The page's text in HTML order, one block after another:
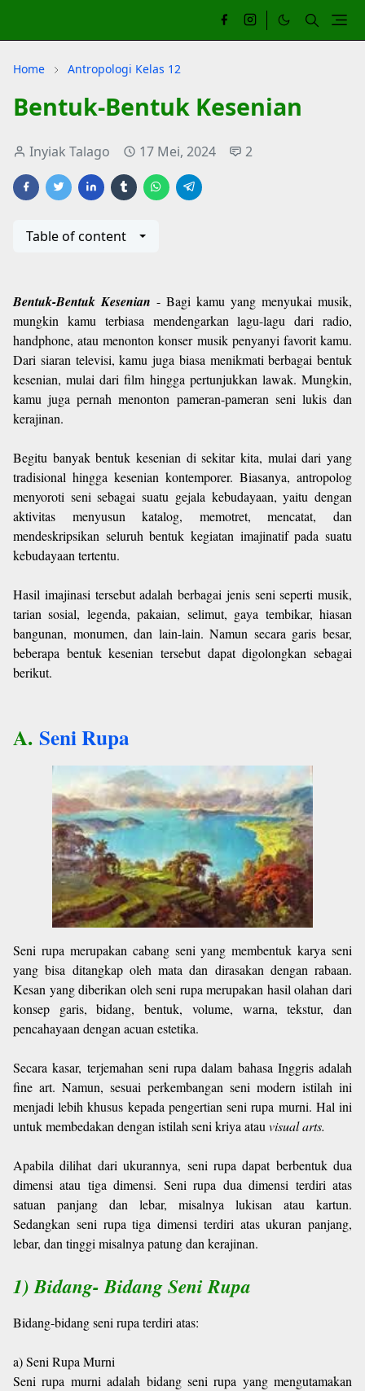
Home Antropologi Kelas 12
Bentuk-Bentuk Kesenian
Inyiak Talago 17 Mei, 2024 2
Table of content
Bentuk-Bentuk Kesenian - Bagi kamu yang menyukai musik,
mungkin kamu terbiasa mendengarkan lagu-lagu dari radio,
handphone, atau menonton konser musik penyanyi favorit kamu.
Dari siaran televisi, kamu juga biasa menikmati berbagai bentuk
kesenian, mulai dari film hingga pertunjukkan lawak. Mungkin,
kamu juga pernah menonton pameran-pameran seni lukis dan
kerajinan.
Begitu banyak bentuk kesenian di sekitar kita, mulai dari yang
tradisional hingga kesenian kontemporer. Biasanya, antropolog
menyoroti seni sebagai suatu gejala kebudayaan, yaitu dengan
aktivitas menyusun katalog, memotret, mencatat, dan
mendeskripsikan seluruh bentuk kegiatan imajinatif pada suatu
kebudayaan tertentu.
Hasil imajinasi tersebut adalah berbagai jenis seni seperti musik,
tarian sosial, legenda, pakaian, selimut, gaya tembikar, hiasan
bangunan, monumen, dan lain-lain. Namun secara garis besar,
beberapa bentuk kesenian tersebut dapat digolongkan sebagai
berikut.
A. Seni Rupa
Seni rupa merupakan cabang seni yang membentuk karya seni
yang bisa ditangkap oleh mata dan dirasakan dengan rabaan.
Kesan yang diberikan oleh seni rupa merupakan hasil olahan dari
konsep garis, bidang, bentuk, volume, warna, tekstur, dan
pencahayaan dengan acuan estetika.
Secara kasar, terjemahan seni rupa dalam bahasa Inggris adalah
fine art. Namun, sesuai perkembangan seni modern istilah ini
menjadi lebih khusus kepada pengertian seni rupa murni. Hal ini
untuk membedakan dengan istilah seni kriya atau visual arts.
Apabila dilihat dari ukurannya, seni rupa dapat berbentuk dua
dimensi atau tiga dimensi. Seni rupa dua dimensi terdiri atas
satuan panjang dan lebar, misalnya lukisan atau kartun.
Sedangkan seni rupa tiga dimensi terdiri atas ukuran panjang,
lebar, dan tinggi misalnya patung dan kerajinan.
1) Bidang- Bidang Seni Rupa
Bidang-bidang seni rupa terdiri atas:
a) Seni Rupa Murni
Seni rupa murni adalah bidang seni rupa yang mengutamakan